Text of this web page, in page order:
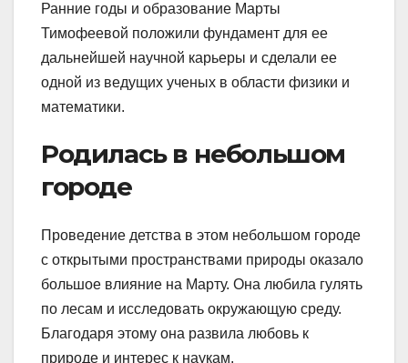
Ранние годы и образование Марты
Тимофеевой положили фундамент для ее
дальнейшей научной карьеры и сделали ее
одной из ведущих ученых в области физики и
математики.
Родилась в небольшом
городе
Проведение детства в этом небольшом городе
с открытыми пространствами природы оказало
большое влияние на Марту. Она любила гулять
по лесам и исследовать окружающую среду.
Благодаря этому она развила любовь к
природе и интерес к наукам.